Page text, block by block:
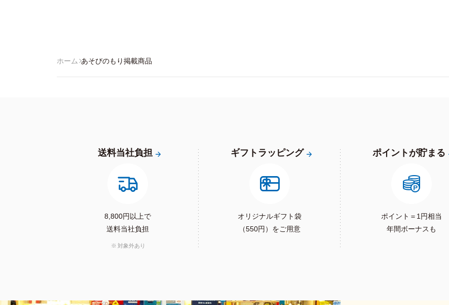
ホーム あそびのもり掲載商品
送料当社負担
8,800円以上で
送料当社負担
対象外あり
ギフトラッピング
オリジナルギフト袋
（550円）をご用意
ポイントが貯まる
ポイント＝1円相当
年間ボーナスも